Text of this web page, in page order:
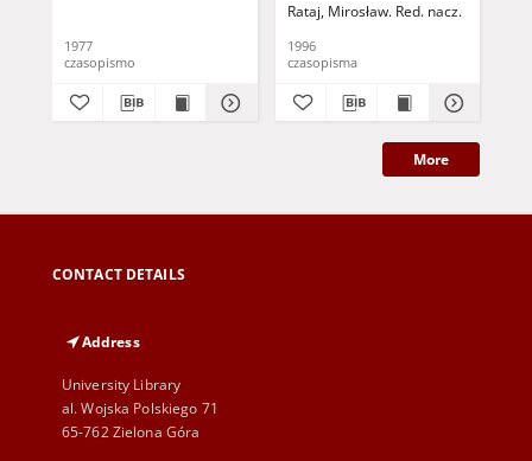
1977
czasopismo
Rataj, Mirosław. Red. nacz.
1996
czasopisma
More
CONTACT DETAILS
Address
University Library
al. Wojska Polskiego 71
65-762 Zielona Góra